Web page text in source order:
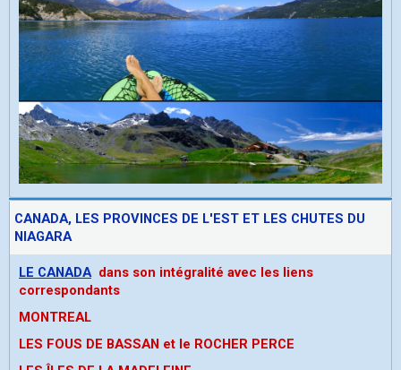
CANADA, LES PROVINCES DE L'EST ET LES CHUTES DU
NIAGARA
LE CANADA dans son intégralité avec les liens
correspondants
MONTREAL
LES FOUS DE BASSAN et le ROCHER PERCE